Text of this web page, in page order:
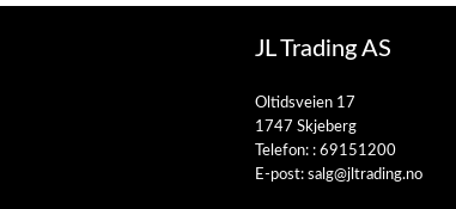
JL Trading AS
Oltidsveien 17
1747 Skjeberg
Telefon: : 69151200
E-post: salg@jltrading.no